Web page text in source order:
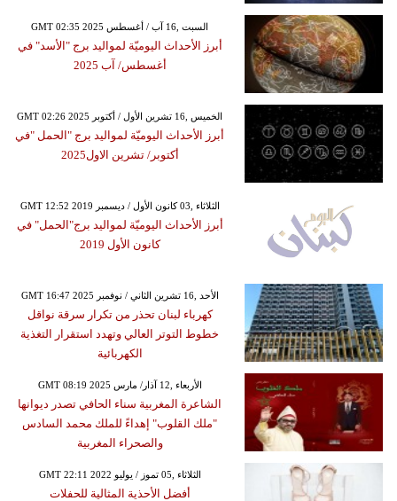
GMT 02:35 2025 السبت ,16 آب / أغسطس
أبرز الأحداث اليوميّة لمواليد برج "الأسد" في
أغسطس/ آب 2025
GMT 02:26 2025 الخميس ,16 تشرين الأول / أكتوبر
أبرز الأحداث اليوميّة لمواليد برج "الحمل "في
أكتوبر/ تشرين الاول2025
GMT 12:52 2019 الثلاثاء ,03 كانون الأول / ديسمبر
أبرز الأحداث اليوميّة لمواليد برج"الحمل" في
كانون الأول 2019
GMT 16:47 2025 الأحد ,16 تشرين الثاني / نوفمبر
كهرباء لبنان تحذر من تكرار سرقة نواقل
خطوط التوتر العالي وتهدد استقرار التغذية
الكهربائية
GMT 08:19 2025 الأربعاء ,12 آذار/ مارس
الشاعرة المغربية سناء الحافي تصدر ديوانها
"ملك القلوب" إهداءً للملك محمد السادس
والصحراء المغربية
GMT 22:11 2022 الثلاثاء ,05 تموز / يوليو
أفضل الأحذية المثالية للحفلات